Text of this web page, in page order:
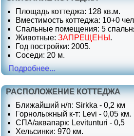
Площадь коттеджа: 128 кв.м.
Вместимость коттеджа: 10+0
Спальные помещения: 5
Животные: ЗАПРЕЩЕНЫ .
Год постройки: 2005.
Соседи: 20 м.
Подробнее...
РАСПОЛОЖЕНИЕ КОТТЕДЖА
Ближайший н/п: Sirkka - 0,2 км
Горнолыжный к-т: Levi - 0,05 км.
СПА/аквапарк: Levitunturi - 0,5
Хельсинки: 970 км.